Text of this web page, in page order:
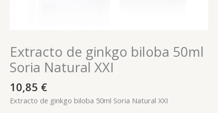
Extracto de ginkgo biloba 50ml
Soria Natural XXI
10,85 €
Extracto de ginkgo biloba 50ml Soria Natural XXI